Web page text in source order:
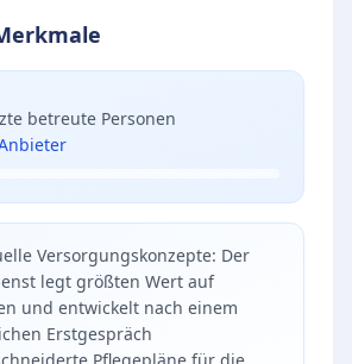
betreute Personen
Versorgungskonzepte: Der
legt größten Wert auf
und entwickelt nach einem
Erstgespräch